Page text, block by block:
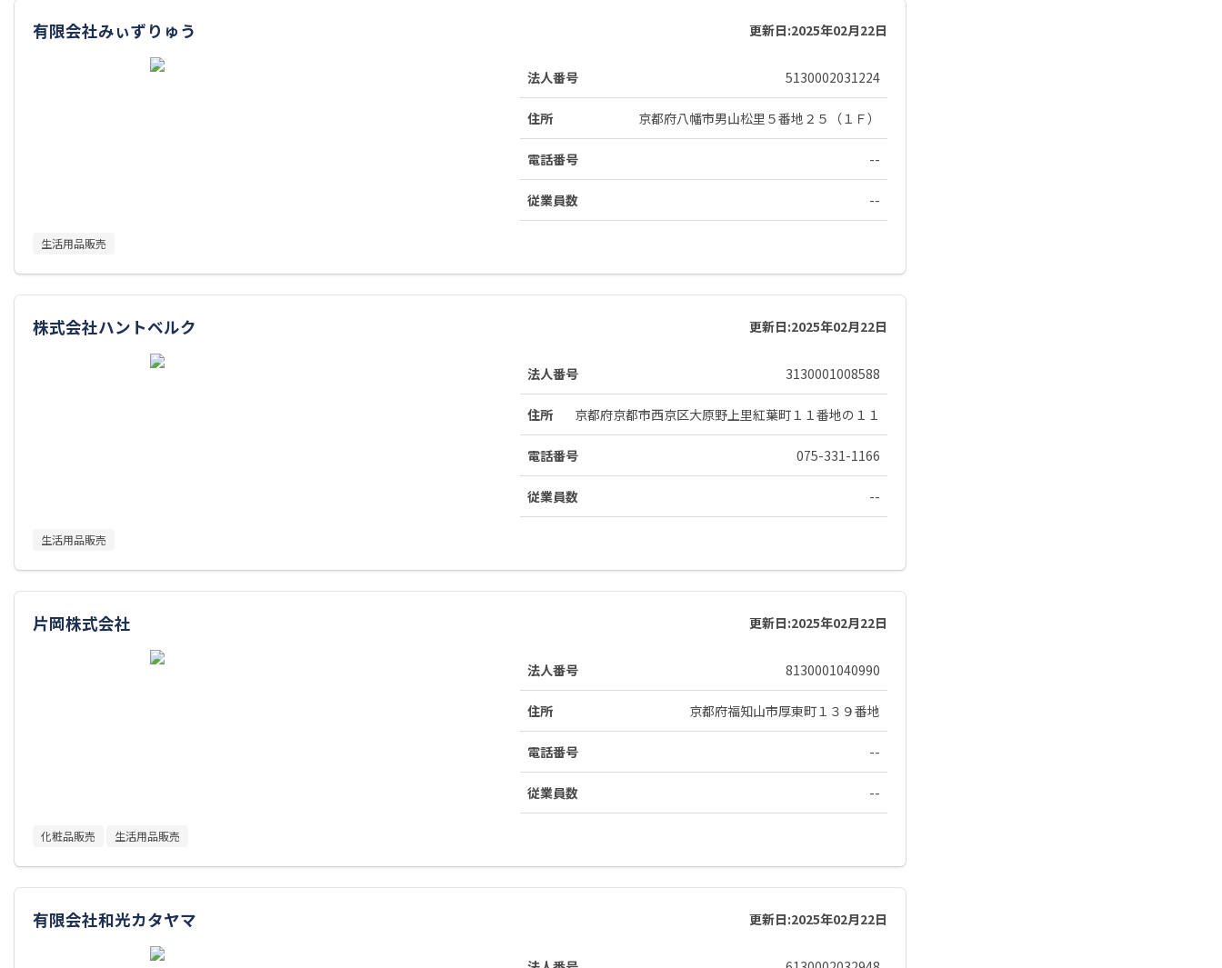
有限会社みぃずりゅう 更新日:2025年02月22日
法人番号 5130002031224
住所 京都府八幡市男山松里５番地２５（１Ｆ）
電話番号 --
従業員数 --
生活用品販売
株式会社ハントベルク 更新日:2025年02月22日
法人番号 3130001008588
住所 京都府京都市西京区大原野上里紅葉町１１番地の１１
電話番号 075-331-1166
従業員数 --
生活用品販売
片岡株式会社 更新日:2025年02月22日
法人番号 8130001040990
住所 京都府福知山市厚東町１３９番地
電話番号 --
従業員数 --
化粧品販売 生活用品販売
有限会社和光カタヤマ 更新日:2025年02月22日